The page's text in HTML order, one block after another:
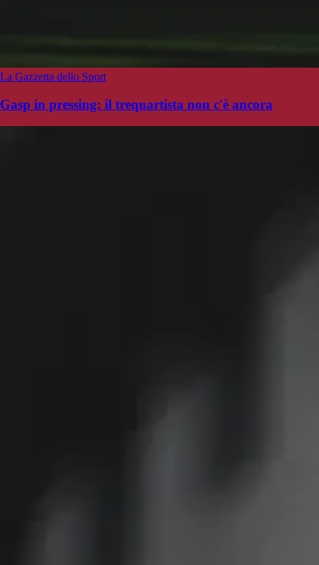
La Gazzetta dello Sport
Gasp in pressing: il trequartista non c'è ancora